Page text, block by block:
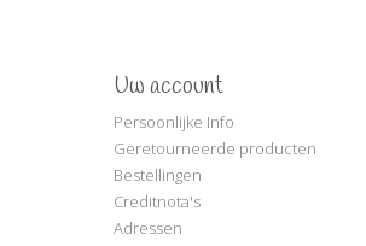
Uw account
Persoonlijke Info
Geretourneerde producten
Bestellingen
Creditnota's
Adressen